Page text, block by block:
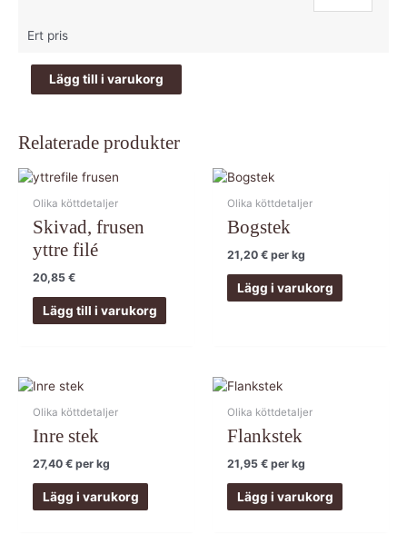
Ert pris
Lägg till i varukorg
Relaterade produkter
Olika köttdetaljer
Skivad, frusen
yttre filé
20,85€
Lägg till i varukorg
Olika köttdetaljer
Bogstek
21,20€ per kg
Lägg i varukorg
Olika köttdetaljer
Inre stek
27,40€ per kg
Lägg i varukorg
Olika köttdetaljer
Flankstek
21,95€ per kg
Lägg i varukorg